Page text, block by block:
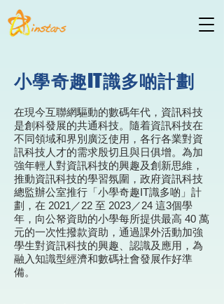
小學奇趣IT識多啲計劃
在現今互聯網驅動的數碼年代，資訊科技
是創科發展的共通科技。隨着資訊科技在
不同領域和界別廣泛使用，各行各業對資
訊科技人才的需求殷切且與日俱增。為加
強年輕人對資訊科技的興趣及創新思維，
推動資訊科技的學習氛圍，政府資訊科技
總監辦公室推行「小學奇趣IT識多啲」計
劃，在 2021／22 至 2023／24 這3個學
年，向公帑資助的小學每所提供最高 40 萬
元的一次性撥款資助，通過課外活動加強
學生對資訊科技的興趣、認識及應用，為
融入知識型經濟和數碼社會發展作好準
備。